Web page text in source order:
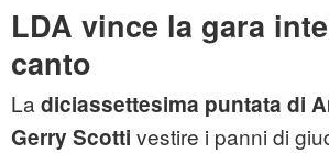
LDA vince la gara
canto
La diciassettesima puntata di
Gerry Scotti vestire i panni di